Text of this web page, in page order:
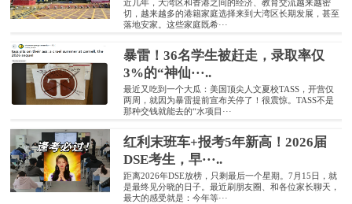
近几年，大湾区和香港之间的经济、教育交流越来越密
切，越来越多的港籍家庭选择来到大湾区长期发展，甚至
落地安家。这些家庭既希···
暴雷！36名学生被赶走，录取率仅
3%的“神仙···..
最近又吃到一个大瓜：美国顶尖人文夏校TASS，开营仅
两周，就因为暴雷提前宣布关停了！很震惊。TASS不是
那种交钱就能去的“水项目···
红利末班车+报考5年新高！2026届
DSE考生，早···..
距离2026年DSE放榜，只剩最后一个星期。7月15日，就
是最终见分晓的日子。最近刷朋友圈、和各位家长聊天，
最大的感受就是：今年等···